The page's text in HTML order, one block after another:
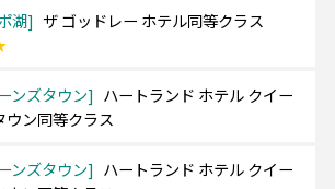
湖
ザ ゴッドレー ホテル同等クラス
ンズタウン
ハートランド ホテル クイー
ウン同等クラス
ンズタウン
ハートランド ホテル クイー